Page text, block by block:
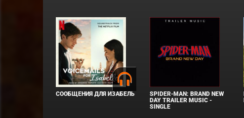
СООБЩЕНИЯ ДЛЯ ИЗАБЕЛЬ
SPIDER-MAN: BRAND NEW
DAY TRAILER MUSIC -
SINGLE